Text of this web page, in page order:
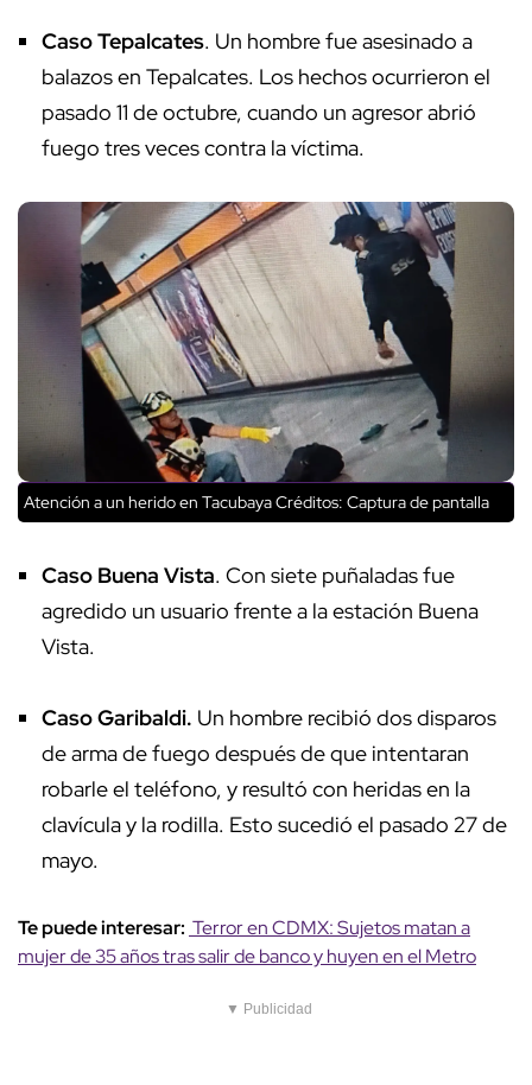
Caso Tepalcates. Un hombre fue asesinado a
balazos en Tepalcates. Los hechos ocurrieron el
pasado 11 de octubre, cuando un agresor abrió
fuego tres veces contra la víctima.
Atención a un herido en TacubayaCréditos: Captura de pantalla
Caso Buena Vista. Con siete puñaladas fue
agredido un usuario frente a la estación Buena
Vista.
Caso Garibaldi. Un hombre recibió dos disparos
de arma de fuego después de que intentaran
robarle el teléfono, y resultó con heridas en la
clavícula y la rodilla. Esto sucedió el pasado 27 de
mayo.
Te puede interesar: Terror en CDMX: Sujetos matan a
mujer de 35 años tras salir de banco y huyen en el Metro
▼ Publicidad